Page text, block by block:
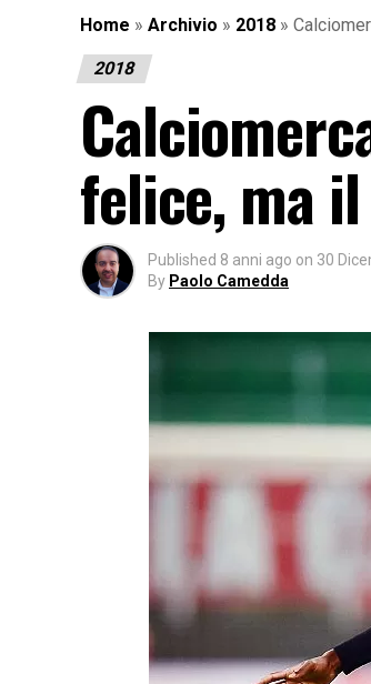
Home » Archivio » 2018 »
2018
felice, ma
Published 8 anni ago on 30
By Paolo Camedda